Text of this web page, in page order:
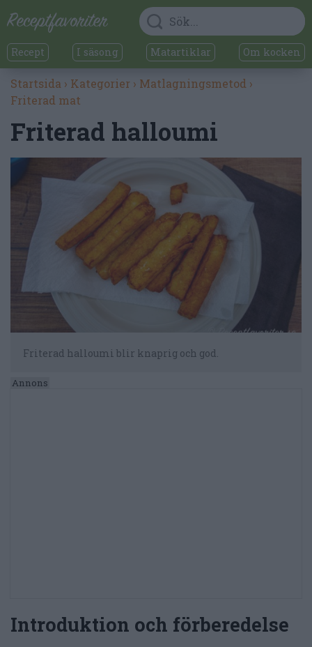
Recept I säsong Matartiklar Om kocken
Startsida › Kategorier › Matlagningsmetod ›
Friterad mat
Friterad halloumi
Friterad halloumi blir knaprig och god.
Introduktion och förberedelse